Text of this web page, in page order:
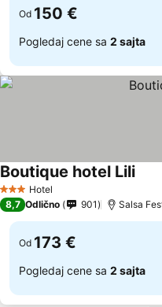
Od 150 €
Pogledaj cene sa 2 sajta
3 Zvezdice
Hotel
Boutique hotel Lili
8,7 Odlično 901 Salsa
Od 173 €
Pogledaj cene sa 2 sajta